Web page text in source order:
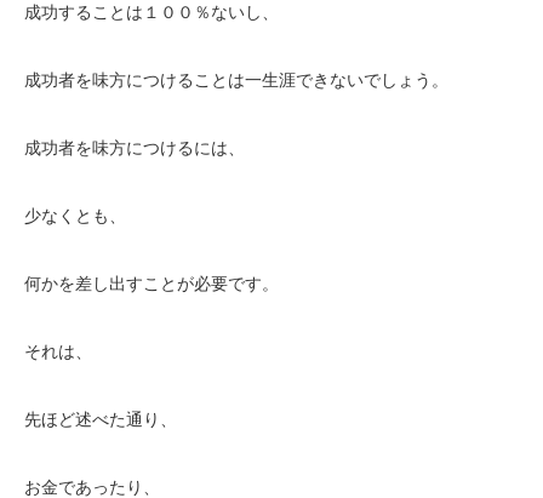
成功することは１００％ないし、
成功者を味方につけることは一生涯できないでしょう。
成功者を味方につけるには、
少なくとも、
何かを差し出すことが必要です。
それは、
先ほど述べた通り、
お金であったり、